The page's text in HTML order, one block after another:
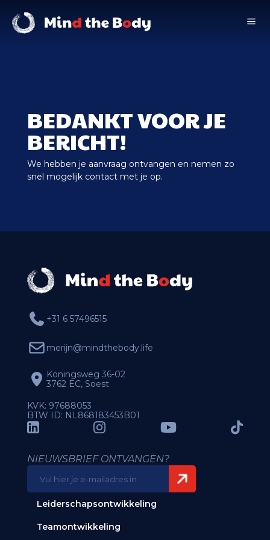
a
BEDANKT VOOR JE
BERICHT!
We hebben je aanvraag ontvangen en nemen zo
snel mogelijk contact met je op.
+31 6 57496515
merijn@mindthebody.life
Koningsweg 36-02
3762 EC, Soest
KVK: 97688053
BTW ID: NL868183453B01
Leiderschapsontwikkeling
Teamontwikkeling
NIEUWSBRIEF ONTVANGEN?
E-
mailadres(Vereist)